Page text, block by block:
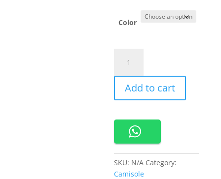
Color
Cynthia
Charmy
Bra
Camisole
quantity
Add to cart
SKU: N/A Category:
Camisole